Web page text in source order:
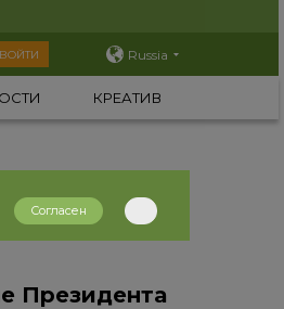
ВОЙТИ Russia
КРЕАТИВ
Президента
Согласен